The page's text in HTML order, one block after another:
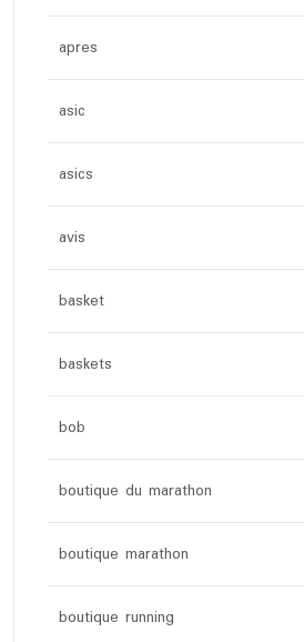
apres
asic
asics
avis
basket
baskets
bob
boutique du marathon
boutique marathon
boutique running